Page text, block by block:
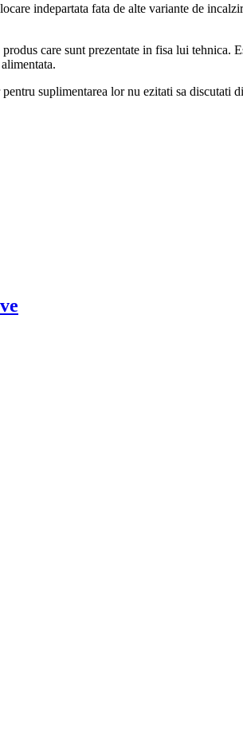
indepartata fata de alte variante de
care sunt prezentate in fisa lui tehnica.
suplimentarea lor nu ezitati sa discutati